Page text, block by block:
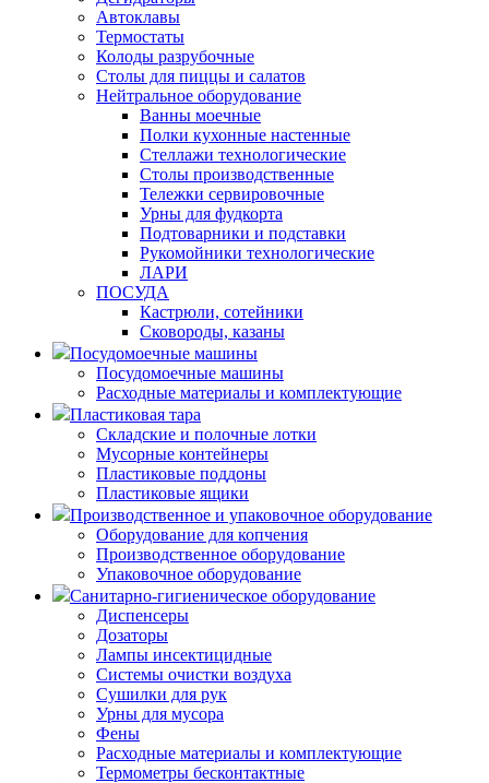
Автоклавы
Термостаты
Колоды разрубочные
Столы для пиццы и салатов
Нейтральное оборудование
Ванны моечные
Полки кухонные настенные
Стеллажи технологические
Столы производственные
Тележки сервировочные
Урны для фудкорта
Подтоварники и подставки
Рукомойники технологические
ЛАРИ
ПОСУДА
Кастрюли, сотейники
Сковороды, казаны
Посудомоечные машины
Посудомоечные машины
Расходные материалы и комплектующие
Пластиковая тара
Складские и полочные лотки
Мусорные контейнеры
Пластиковые поддоны
Пластиковые ящики
Производственное и упаковочное оборудование
Оборудование для копчения
Производственное оборудование
Упаковочное оборудование
Санитарно-гигиеническое оборудование
Диспенсеры
Дозаторы
Лампы инсектицидные
Системы очистки воздуха
Сушилки для рук
Урны для мусора
Фены
Расходные материалы и комплектующие
Термометры бесконтактные